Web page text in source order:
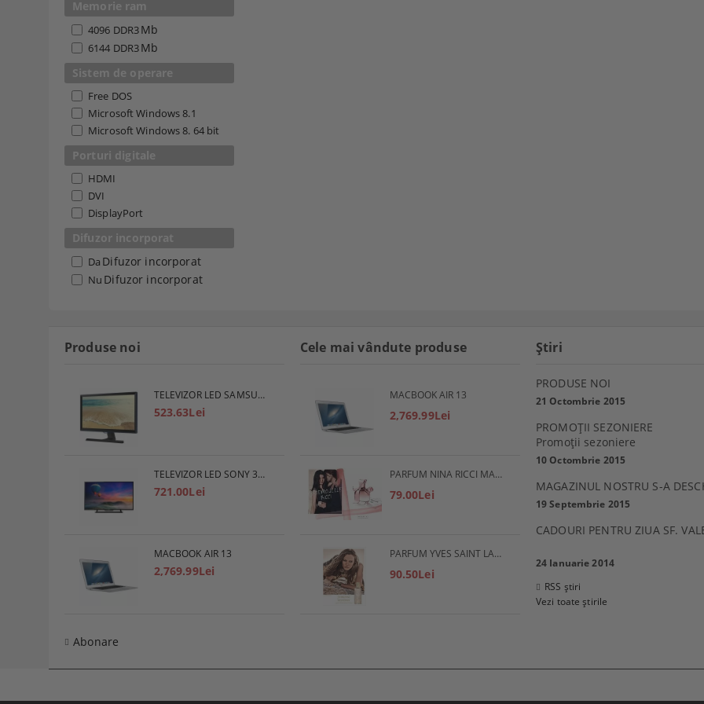
Memorie ram
4096 DDR3Mb
6144 DDR3Mb
Sistem de operare
Free DOS
Microsoft Windows 8.1
Microsoft Windows 8. 64 bit
Porturi digitale
HDMI
DVI
DisplayPort
Difuzor incorporat
Da Difuzor incorporat
Nu Difuzor incorporat
Produse noi
TELEVIZOR LED SAMSUNG
523.63Lei
TELEVIZOR LED SONY 32R400CB, 32" (80 СМ), HD
721.00Lei
MACBOOK AIR 13
2,769.99Lei
Abonare
Cele mai vândute produse
MACBOOK AIR 13
2,769.99Lei
PARFUM NINA RICCI MADEMOISELLE RICCI
79.00Lei
PARFUM YVES SAINT LAURENT SAHARIENNE
90.50Lei
Ştiri
PRODUSE NOI
21 Octombrie 2015
PROMOŢII SEZONIERE
Promoţii sezoniere
10 Octombrie 2015
MAGAZINUL NOSTRU S-A
19 Septembrie 2015
CADOURI PENTRU ZIUA SF.
24 Ianuarie 2014
RSS știri
Vezi toate știrile